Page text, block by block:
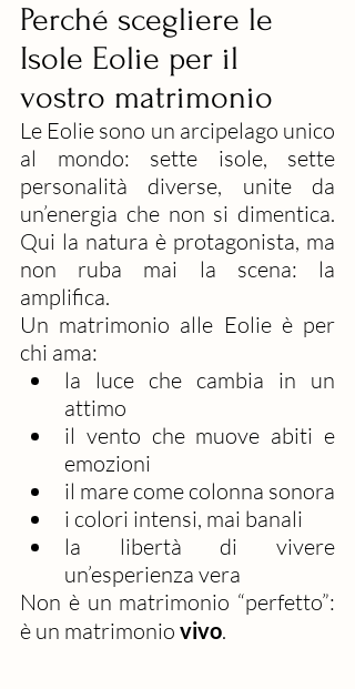
Perché scegliere le
Isole Eolie per il
vostro matrimonio
Le Eolie sono un arcipelago unico
al mondo: sette isole, sette
personalità diverse, unite da
un’energia che non si dimentica.
Qui la natura è protagonista, ma
non ruba mai la scena: la
amplifica.
Un matrimonio alle Eolie è per
chi ama:
la luce che cambia in un
attimo
il vento che muove abiti e
emozioni
il mare come colonna sonora
i colori intensi, mai banali
la libertà di vivere
un’esperienza vera
Non è un matrimonio “perfetto”:
è un matrimonio vivo.